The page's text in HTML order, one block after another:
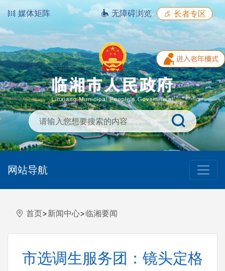
媒体矩阵 无障碍浏览 长者专区
网站导航
首页>新闻中心>临湘要闻
市选调生服务团：镜头定格